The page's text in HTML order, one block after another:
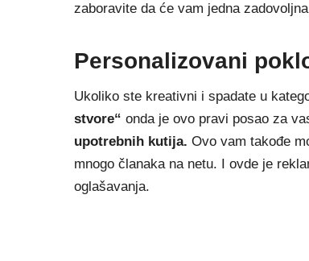
zaboravite da će vam jedna
Personalizovani
Ukoliko ste kreativni i spadate u
stvore“ onda je ovo pravi posao za
upotrebnih kutija. Ovo vam takođe
mnogo članaka na netu. I ovde je
oglašavanja.